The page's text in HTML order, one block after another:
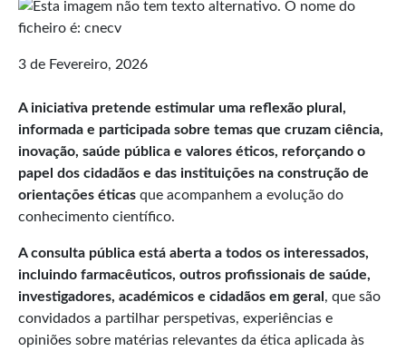
3 de Fevereiro, 2026
A iniciativa pretende estimular uma reflexão plural,
informada e participada sobre temas que cruzam ciência,
inovação, saúde pública e valores éticos, reforçando o
papel dos cidadãos e das instituições na construção de
orientações éticas que acompanhem a evolução do
conhecimento científico.
A consulta pública está aberta a todos os interessados,
incluindo farmacêuticos, outros profissionais de saúde,
investigadores, académicos e cidadãos em geral , que são
convidados a partilhar perspetivas, experiências e
opiniões sobre matérias relevantes da ética aplicada às